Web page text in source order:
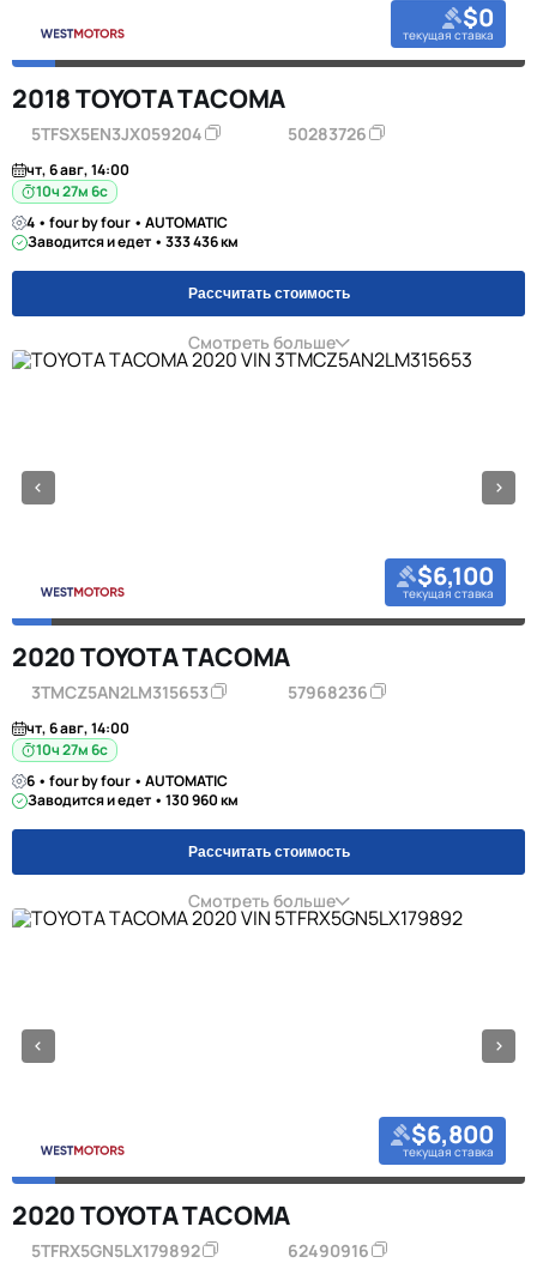
$0
текущая ставка
2018 TOYOTA TACOMA
5TFSX5EN3JX059204 50283726
чт, 6 авг, 14:00
10ч 27м 5с
4 • four by four • AUTOMATIC
Заводится и едет • 333 436 км
Рассчитать стоимость
Смотреть больше
$6,100
текущая ставка
2020 TOYOTA TACOMA
3TMCZ5AN2LM315653 57968236
чт, 6 авг, 14:00
10ч 27м 5с
6 • four by four • AUTOMATIC
Заводится и едет • 130 960 км
Рассчитать стоимость
Смотреть больше
$6,800
текущая ставка
2020 TOYOTA TACOMA
5TFRX5GN5LX179892 62490916